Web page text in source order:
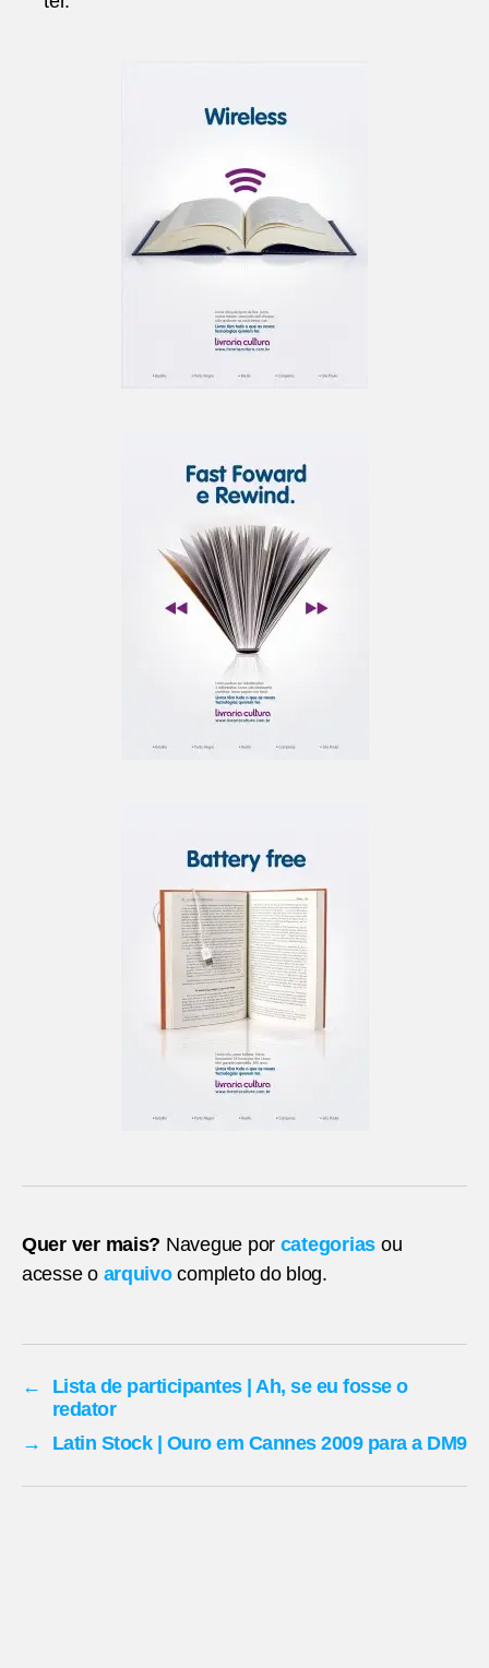
Quer ver mais? Navegue por categorias ou
acesse o arquivocompleto do blog.
←
Lista de participantes | Ah, se eu fosse o
redator
→
Latin Stock | Ouro em Cannes 2009 para a DM9